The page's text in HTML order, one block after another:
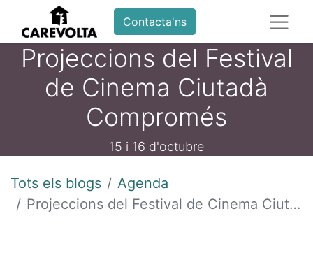
Contacta'ns
Projeccions del Festival
de Cinema Ciutadà
Compromés
15 i 16 d'octubre
Tots els blogs
Agenda
Projeccions del Festival de Cinema Ciutadà Compromés